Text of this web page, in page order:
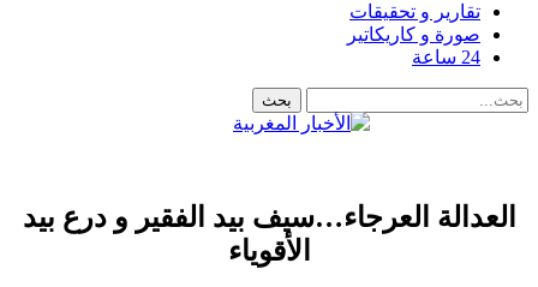
تقارير و تحقيقات
صورة و كاريكاتير
24 ساعة
العدالة العرجاء…سيف بيد الفقير و درع بيد
الأقوياء